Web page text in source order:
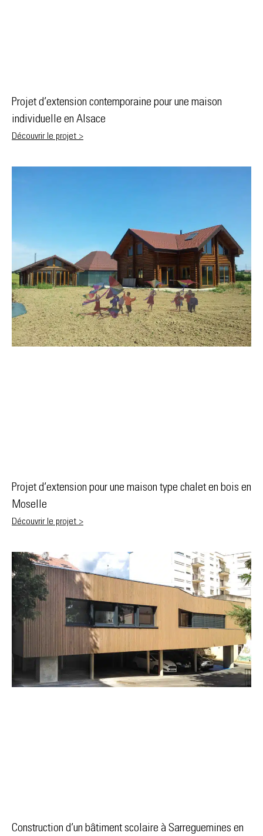
Projet d’extension contemporaine pour une maison
individuelle en Alsace
Découvrir le projet >
Projet d’extension pour une maison type chalet en bois en
Moselle
Découvrir le projet >
Construction d’un bâtiment scolaire à Sarreguemines en